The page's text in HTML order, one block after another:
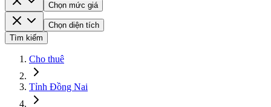
Chọn mức giá
Chọn diện tích
Tìm kiếm
Cho thuê
Tỉnh Đồng Nai